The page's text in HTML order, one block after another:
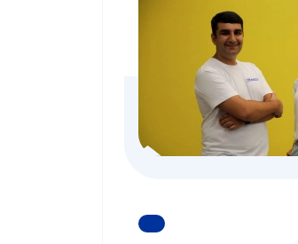
ԿԱՐԴԱՑԵՔ ԱՎԵԼԻՆ